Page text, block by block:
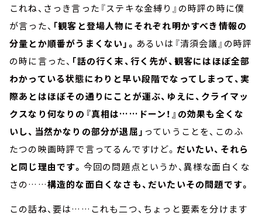
これね、さっき言った『ステキな金縛り』の時評の時に僕
が言った、 「観客と登場人物にそれぞれ明かすべき情報の
分量とか順番がうまくない」。 あるいは『清須会議』の時評
の時に言った、 「話の行く末、行く先が、観客にはほぼ全部
わかっている状態にわりと早い段階でなってしまって、実
際あとはほぼその通りにことが運ぶ、ゆえに、クライマッ
クスなり何なりの『真相は……ドーン！』の効果も全くな
いし、当然かなりの部分が退屈」 っていうことを、このふ
たつの映画時評で言ってるんですけど。 だいたい、それら
と同じ理由です。 今回の問題点というか、異様な面白くな
さの……構造的な面白くなさも、だいたいその問題です。
この話ね、要は……これも二つ、ちょっと要素を分けます